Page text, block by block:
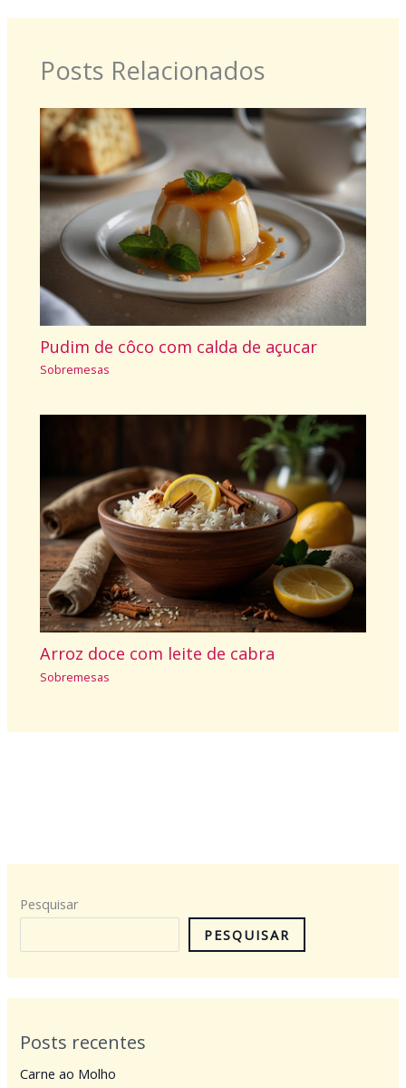
Posts Relacionados
Pudim de côco com calda de açucar
Sobremesas
Arroz doce com leite de cabra
Sobremesas
Pesquisar
PESQUISAR
Posts recentes
Carne ao Molho